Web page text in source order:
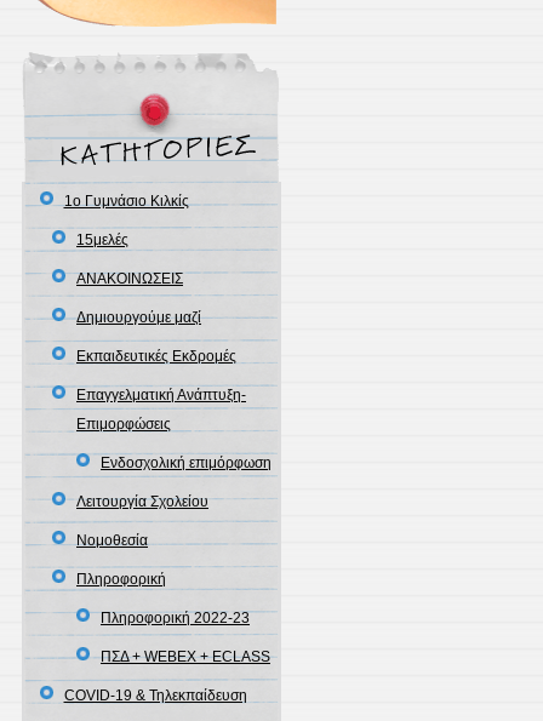
1ο Γυμνάσιο Κιλκίς
15μελές
ΑΝΑΚΟΙΝΩΣΕΙΣ
Δημιουργούμε μαζί
Εκπαιδευτικές Εκδρομές
Επαγγελματική Ανάπτυξη-
Επιμορφώσεις
Ενδοσχολική επιμόρφωση
Λειτουργία Σχολείου
Νομοθεσία
Πληροφορική
Πληροφορική 2022-23
ΠΣΔ + WEBEX + ECLASS
COVID-19 & Τηλεκπαίδευση